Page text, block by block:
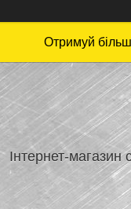
Отримуй
Інтернет-магазин